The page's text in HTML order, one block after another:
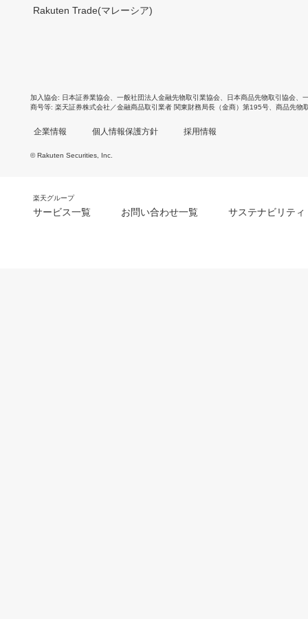
Rakuten Trade(マレーシア)
加入協会 日本証券業協会 一般社団法人金融先物取引業協会 日本商品先物取引協会
商号等 楽天証券株式会社／金融商品取引業者 関東財務局長（金商）第195号、商品先物
企業情報 個人情報保護方針 採用情報
© Rakuten Securities, Inc.
楽天グループ
サービス一覧 お問い合わせ一覧 サステナビリティ